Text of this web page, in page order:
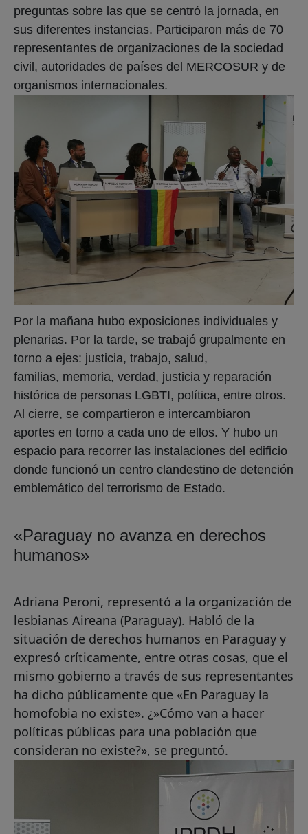
preguntas sobre las que se centró la jornada, en
sus diferentes instancias. Participaron más de 70
representantes de organizaciones de la sociedad
civil, autoridades de países del MERCOSUR y de
organismos internacionales.
Por la mañana hubo exposiciones individuales y
plenarias. Por la tarde, se trabajó grupalmente en
torno a ejes: justicia, trabajo, salud,
familias, memoria, verdad, justicia y reparación
histórica de personas LGBTI, política, entre otros.
Al cierre, se compartieron e intercambiaron
aportes en torno a cada uno de ellos. Y hubo un
espacio para recorrer las instalaciones del edificio
donde funcionó un centro clandestino de detención
emblemático del terrorismo de Estado.
«Paraguay no avanza en derechos
humanos»
Adriana Peroni, representó a la organización de
lesbianas Aireana (Paraguay). Habló de la
situación de derechos humanos en Paraguay y
expresó críticamente, entre otras cosas, que el
mismo gobierno a través de sus representantes
ha dicho públicamente que «En Paraguay la
homofobia no existe». ¿»Cómo van a hacer
políticas públicas para una población que
consideran no existe?», se preguntó.